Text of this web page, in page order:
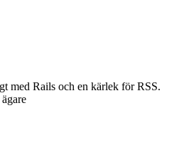
med Rails och en kärlek för RSS.